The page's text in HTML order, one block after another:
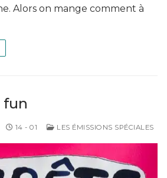
Alors on mange comment à
fun
14 - 01 LES ÉMISSIONS SPÉCIALES